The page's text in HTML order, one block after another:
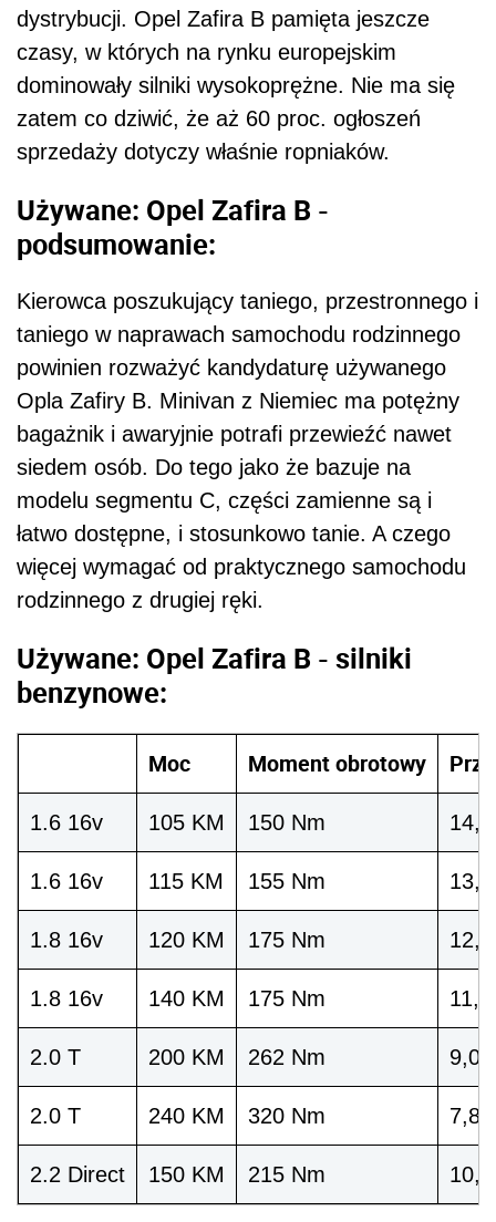
dystrybucji. Opel Zafira B pamięta jeszcze
czasy, w których na rynku europejskim
dominowały silniki wysokoprężne. Nie ma się
zatem co dziwić, że aż 60 proc. ogłoszeń
sprzedaży dotyczy właśnie ropniaków.
Używane: Opel Zafira B -
podsumowanie:
Kierowca poszukujący taniego, przestronnego i
taniego w naprawach samochodu rodzinnego
powinien rozważyć kandydaturę używanego
Opla Zafiry B. Minivan z Niemiec ma potężny
bagażnik i awaryjnie potrafi przewieźć nawet
siedem osób. Do tego jako że bazuje na
modelu segmentu C, części zamienne są i
łatwo dostępne, i stosunkowo tanie. A czego
więcej wymagać od praktycznego samochodu
rodzinnego z drugiej ręki.
Używane: Opel Zafira B - silniki
benzynowe:
Moc Moment obrotowy
1.6 16v 105 KM 150 Nm
1.6 16v 115 KM 155 Nm
1.8 16v 120 KM 175 Nm
1.8 16v 140 KM 175 Nm
2.0 T 200 KM 262 Nm 9,0
2.0 T 240 KM 320 Nm 7,8
2.2 Direct 150 KM 215 Nm